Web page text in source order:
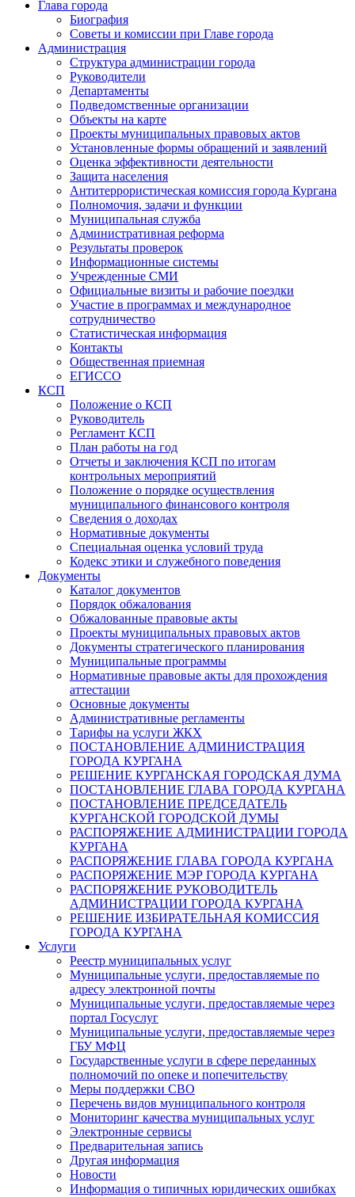
Глава города
Биография
Советы и комиссии при Главе города
Администрация
Структура администрации города
Руководители
Департаменты
Подведомственные организации
Объекты на карте
Проекты муниципальных правовых актов
Установленные формы обращений и заявлений
Оценка эффективности деятельности
Защита населения
Антитеррористическая комиссия города Кургана
Полномочия, задачи и функции
Муниципальная служба
Административная реформа
Результаты проверок
Информационные системы
Учрежденные СМИ
Официальные визиты и рабочие поездки
Участие в программах и международное
сотрудничество
Статистическая информация
Контакты
Общественная приемная
ЕГИССО
КСП
Положение о КСП
Руководитель
Регламент КСП
План работы на год
Отчеты и заключения КСП по итогам
контрольных мероприятий
Положение о порядке осуществления
муниципального финансового контроля
Сведения о доходах
Нормативные документы
Специальная оценка условий труда
Кодекс этики и служебного поведения
Документы
Каталог документов
Порядок обжалования
Обжалованные правовые акты
Проекты муниципальных правовых актов
Документы стратегического планирования
Муниципальные программы
Нормативные правовые акты для прохождения
аттестации
Основные документы
Административные регламенты
Тарифы на услуги ЖКХ
ПОСТАНОВЛЕНИЕ АДМИНИСТРАЦИЯ
ГОРОДА КУРГАНА
РЕШЕНИЕ КУРГАНСКАЯ ГОРОДСКАЯ ДУМА
ПОСТАНОВЛЕНИЕ ГЛАВА ГОРОДА КУРГАНА
ПОСТАНОВЛЕНИЕ ПРЕДСЕДАТЕЛЬ
КУРГАНСКОЙ ГОРОДСКОЙ ДУМЫ
РАСПОРЯЖЕНИЕ АДМИНИСТРАЦИИ ГОРОДА
КУРГАНА
РАСПОРЯЖЕНИЕ ГЛАВА ГОРОДА КУРГАНА
РАСПОРЯЖЕНИЕ МЭР ГОРОДА КУРГАНА
РАСПОРЯЖЕНИЕ РУКОВОДИТЕЛЬ
АДМИНИСТРАЦИИ ГОРОДА КУРГАНА
РЕШЕНИЕ ИЗБИРАТЕЛЬНАЯ КОМИССИЯ
ГОРОДА КУРГАНА
Услуги
Реестр муниципальных услуг
Муниципальные услуги, предоставляемые по
адресу электронной почты
Муниципальные услуги, предоставляемые через
портал Госуслуг
Муниципальные услуги, предоставляемые через
ГБУ МФЦ
Государственные услуги в сфере переданных
полномочий по опеке и попечительству
Меры поддержки СВО
Перечень видов муниципального контроля
Мониторинг качества муниципальных услуг
Электронные сервисы
Предварительная запись
Другая информация
Новости
Информация о типичных юридических ошибках